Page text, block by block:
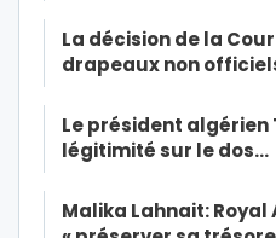
La décision de la
drapeaux non
Le président algérien
légitimité sur le dos…
Malika Lahnait: Royal